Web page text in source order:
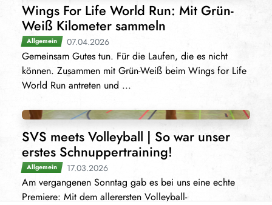
Wings For Life World Run: Mit Grün-
Weiß Kilometer sammeln
Allgemein 07.04.2026
Gemeinsam Gutes tun. Für die Laufen, die es nicht
können. Zusammen mit Grün-Weiß beim Wings for Life
World Run antreten und ...
SVS meets Volleyball | So war unser
erstes Schnuppertraining!
Allgemein 17.03.2026
Am vergangenen Sonntag gab es bei uns eine echte
Premiere: Mit dem allerersten Volleyball-